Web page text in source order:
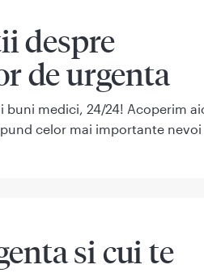
despre
de urgenta
buni medici, 24/24! Acoperim
celor mai importante nevoi
si cui te